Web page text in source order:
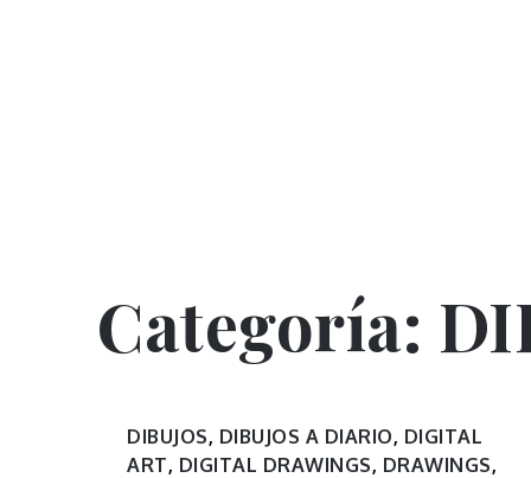
Categoría:
DIBUJOS, DIBUJOS A DIARIO, DIGITAL
ART, DIGITAL DRAWINGS, DRAWINGS,